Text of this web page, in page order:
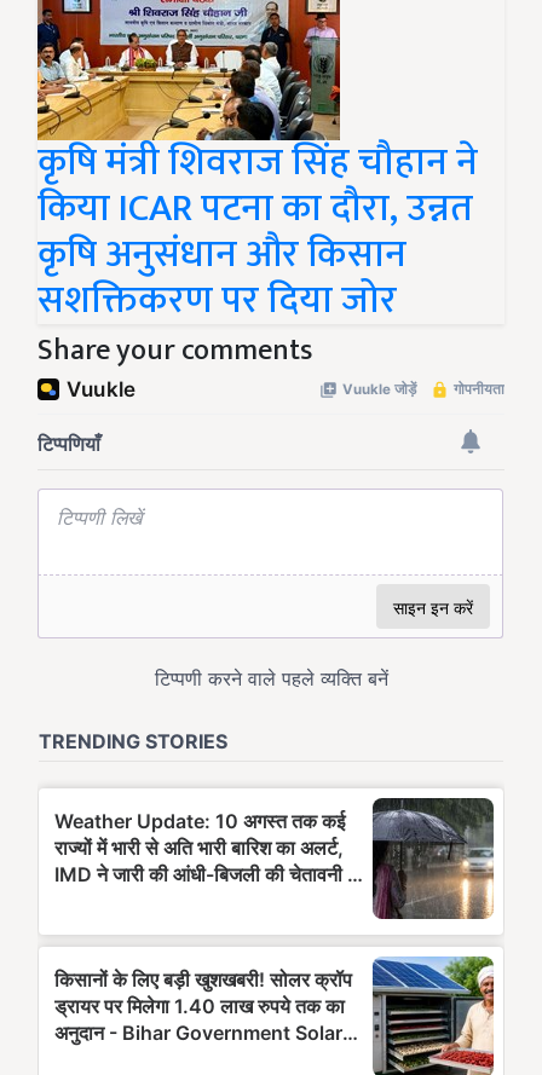
कृषि मंत्री शिवराज सिंह चौहान ने
किया ICAR पटना का दौरा, उन्नत
कृषि अनुसंधान और किसान
सशक्तिकरण पर दिया जोर
Share your comments